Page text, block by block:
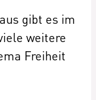
gibt es im
weitere
Freiheit